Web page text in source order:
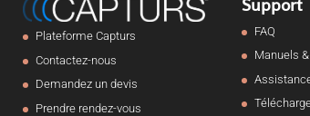
Plateforme Capturs
Contactez-nous
Demandez un devis
Prendre rendez-vous
Support
FAQ
Manuels